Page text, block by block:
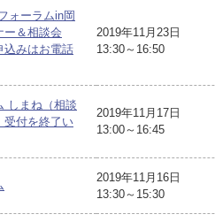
ォーラムin岡
ー＆相談会
込みはお電話
2019年11月23日
13:30～16:50
しまね（相談
受付を終了い
2019年11月17日
13:00～16:45
2019年11月16日
13:30～15:30